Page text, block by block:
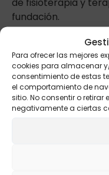
Para ofrecer las mejores
cookies para almacenar
consentimiento de estas
el comportamiento de
sitio. No consentir o
negativamente a ciertas
fundación.
Aspanias Burgos
atención a
personas con
personas mayores
otros colectivos en
Durante 2018, la
apoyo a más de
viviendas tuteladas